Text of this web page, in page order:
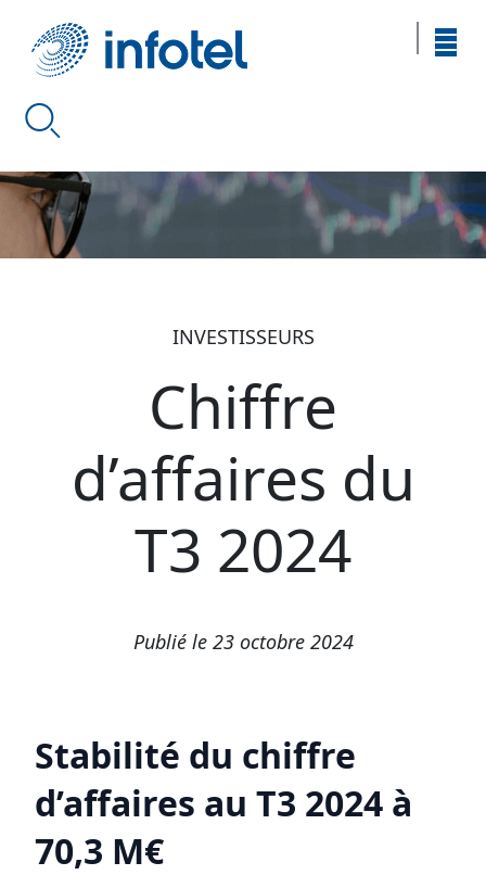
INVESTISSEURS
Chiffre
d’affaires du
T3 2024
Publié le 23 octobre 2024
Stabilité du chiffre
d’affaires au T3 2024 à
70,3 M€